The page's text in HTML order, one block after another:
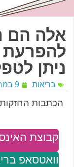
אלה הם
להפרעת
ניתן
בריאות 9 במרץ 2017
הכתבות
וואטסאפ
קבוצת